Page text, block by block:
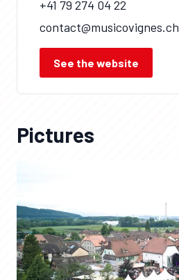
+41 79 274 04 22
contact@musicovignes.ch
See the website
Pictures